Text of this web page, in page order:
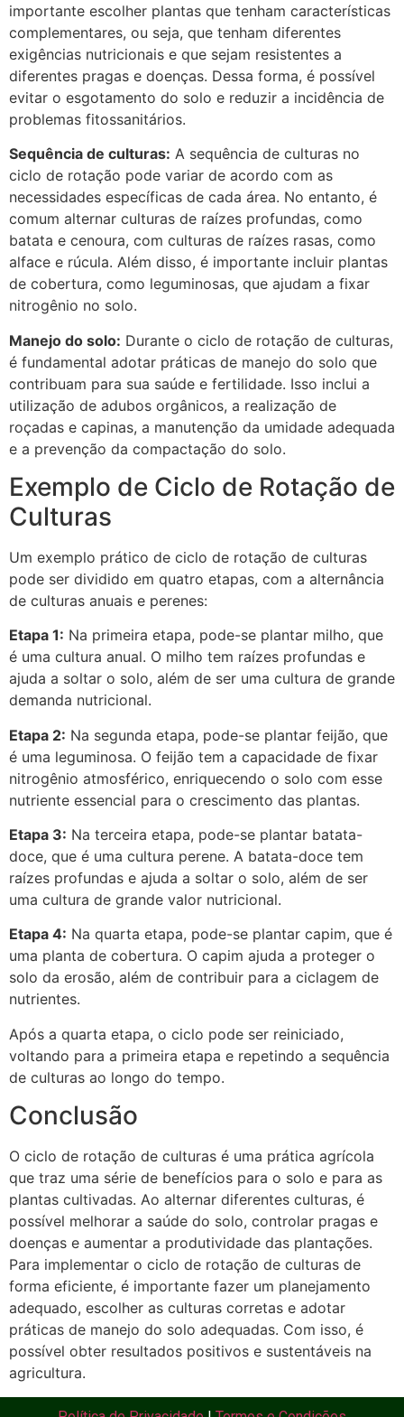
importante escolher plantas que tenham características
complementares, ou seja, que tenham diferentes
exigências nutricionais e que sejam resistentes a
diferentes pragas e doenças. Dessa forma, é possível
evitar o esgotamento do solo e reduzir a incidência de
problemas fitossanitários.
Sequência de culturas: A sequência de culturas no
ciclo de rotação pode variar de acordo com as
necessidades específicas de cada área. No entanto, é
comum alternar culturas de raízes profundas, como
batata e cenoura, com culturas de raízes rasas, como
alface e rúcula. Além disso, é importante incluir plantas
de cobertura, como leguminosas, que ajudam a fixar
nitrogênio no solo.
Manejo do solo: Durante o ciclo de rotação de culturas,
é fundamental adotar práticas de manejo do solo que
contribuam para sua saúde e fertilidade. Isso inclui a
utilização de adubos orgânicos, a realização de
roçadas e capinas, a manutenção da umidade adequada
e a prevenção da compactação do solo.
Exemplo de Ciclo de Rotação de
Culturas
Um exemplo prático de ciclo de rotação de culturas
pode ser dividido em quatro etapas, com a alternância
de culturas anuais e perenes:
Etapa 1: Na primeira etapa, pode-se plantar milho, que
é uma cultura anual. O milho tem raízes profundas e
ajuda a soltar o solo, além de ser uma cultura de grande
demanda nutricional.
Etapa 2: Na segunda etapa, pode-se plantar feijão, que
é uma leguminosa. O feijão tem a capacidade de fixar
nitrogênio atmosférico, enriquecendo o solo com esse
nutriente essencial para o crescimento das plantas.
Etapa 3: Na terceira etapa, pode-se plantar batata-
doce, que é uma cultura perene. A batata-doce tem
raízes profundas e ajuda a soltar o solo, além de ser
uma cultura de grande valor nutricional.
Etapa 4: Na quarta etapa, pode-se plantar capim, que é
uma planta de cobertura. O capim ajuda a proteger o
solo da erosão, além de contribuir para a ciclagem de
nutrientes.
Após a quarta etapa, o ciclo pode ser reiniciado,
voltando para a primeira etapa e repetindo a sequência
de culturas ao longo do tempo.
Conclusão
O ciclo de rotação de culturas é uma prática agrícola
que traz uma série de benefícios para o solo e para as
plantas cultivadas. Ao alternar diferentes culturas, é
possível melhorar a saúde do solo, controlar pragas e
doenças e aumentar a produtividade das plantações.
Para implementar o ciclo de rotação de culturas de
forma eficiente, é importante fazer um planejamento
adequado, escolher as culturas corretas e adotar
práticas de manejo do solo adequadas. Com isso, é
possível obter resultados positivos e sustentáveis na
agricultura.